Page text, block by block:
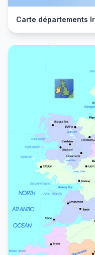
Carte départements